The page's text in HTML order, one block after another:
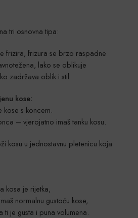
tri osnovna tipa:
frizira, frizura se brzo raspadne
lako se oblikuje
zadržava oblik i stil
kose:
kose s koncem.
– vjerojatno imaš tanku kosu.
kosu u jednostavnu pletenicu koja
kosa je rijetka,
normalnu gustoću kose,
ti je gusta i puna volumena.